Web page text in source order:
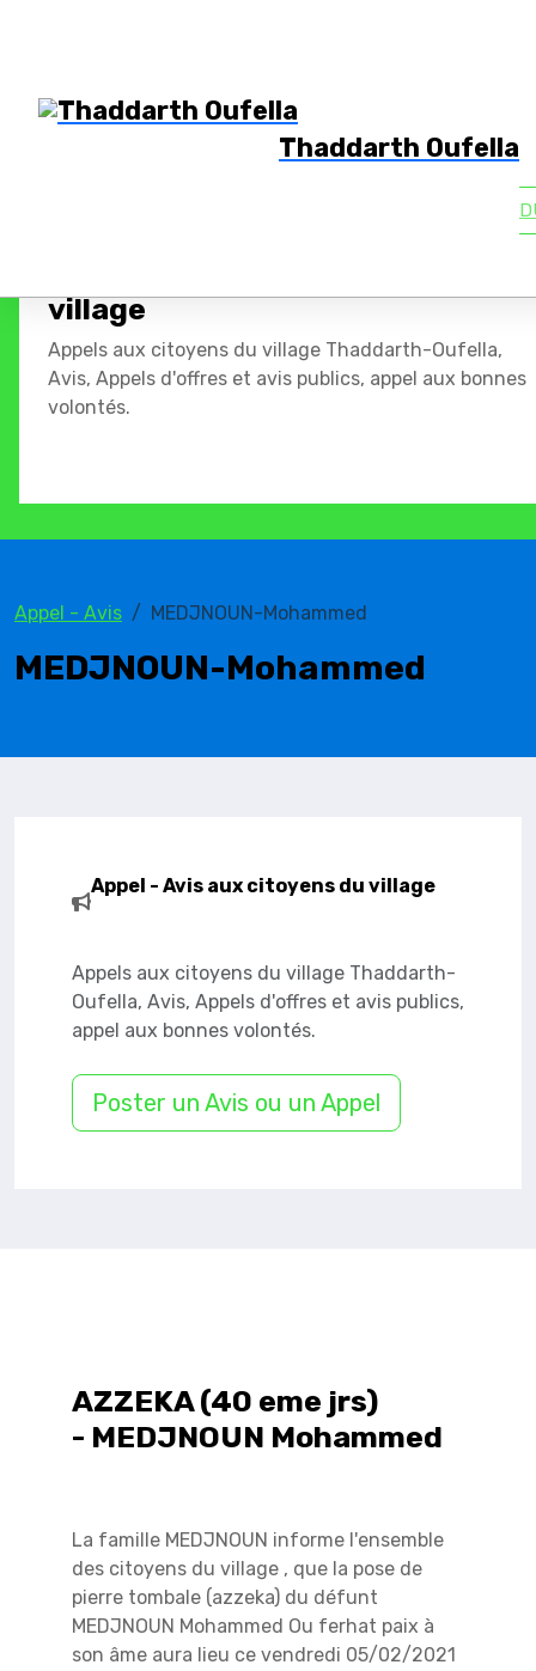
Thaddarth Oufella
village
Appels aux citoyens du village Thaddarth-Oufella,
Avis, Appels d'offres et avis publics, appel aux bonnes
volontés.
Appel - Avis MEDJNOUN-Mohammed
MEDJNOUN-Mohammed
Appel - Avis aux citoyens du village
Appels aux citoyens du village Thaddarth-
Oufella, Avis, Appels d'offres et avis publics,
appel aux bonnes volontés.
Poster un Avis ou un Appel
AZZEKA (40 eme jrs)
- MEDJNOUN Mohammed
La famille MEDJNOUN informe l'ensemble
des citoyens du village , que la pose de
pierre tombale (azzeka) du défunt
MEDJNOUN Mohammed Ou ferhat paix à
son âme aura lieu ce vendredi 05/02/2021